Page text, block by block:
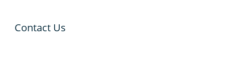
Contact Us